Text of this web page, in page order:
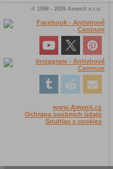
© 1998 - 2026 Amenit s.r.o.
www.Amenit.cz
Ochrana osobních údajů
Souhlas s cookies